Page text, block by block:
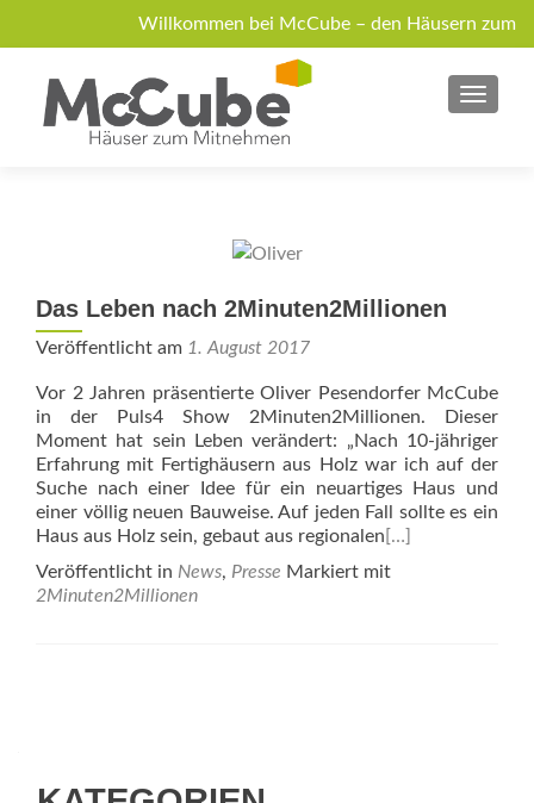
Willkommen bei McCube – den Häusern zum
Mitnehmen!
Über McCube Modelle News Anfrage
MENU
Das Leben nach 2Minuten2Millionen
Veröffentlicht am 1. August 2017
Vor 2 Jahren präsentierte Oliver Pesendorfer McCube
in der Puls4 Show 2Minuten2Millionen. Dieser
Moment hat sein Leben verändert: „Nach 10-jähriger
Erfahrung mit Fertighäusern aus Holz war ich auf der
Suche nach einer Idee für ein neuartiges Haus und
einer völlig neuen Bauweise. Auf jeden Fall sollte es ein
Haus aus Holz sein, gebaut aus regionalen […]
Veröffentlicht in News, Presse Markiert mit
2Minuten2Millionen